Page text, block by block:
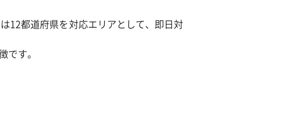
12都道府県を対応エリアとして、即日対
です。